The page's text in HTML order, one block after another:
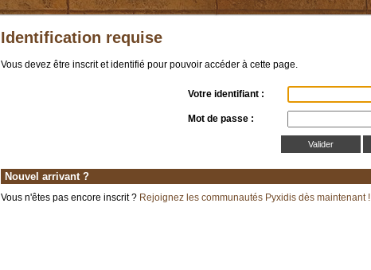
Identification requise
Vous devez être inscrit et identifié pour pouvoir accéder à cette page.
Votre identifiant :
Mot de passe :
Nouvel arrivant ?
Vous n'êtes pas encore inscrit ? Rejoignez les communautés Pyxidis dès maintenant !